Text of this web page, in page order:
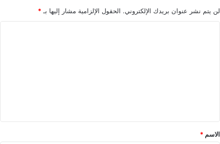
آ
ل
ب
لن يتم نشر عنوان بريدك الإلكتروني. الحقول الإلزامية مشار إليها بـ *
*
الاسم *